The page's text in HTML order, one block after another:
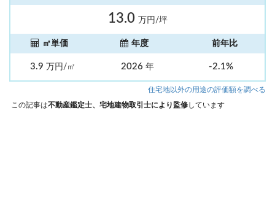
13.0 万円/坪
㎡単価 年度 前年比
3.9 万円/㎡ 2026 年 -2.1%
住宅地以外の用途の評価額を調べる
この記事は不動産鑑定士、宅地建物取引士により監修しています